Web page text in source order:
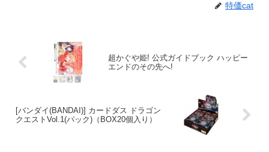
特価cat
超かぐや姫! 公式ガイドブック ハッピー
エンドのその先へ!
[バンダイ(BANDAI)] カードダス ドラゴン
クエストVol.1(パック)（BOX20個入り）